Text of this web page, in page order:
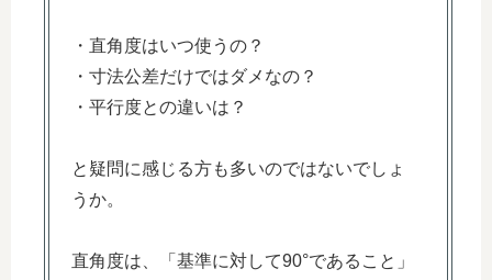
・直角度はいつ使うの？
・寸法公差だけではダメなの？
・平行度との違いは？
と疑問に感じる方も多いのではないでしょ
うか。
直角度は、「基準に対して90°であること」